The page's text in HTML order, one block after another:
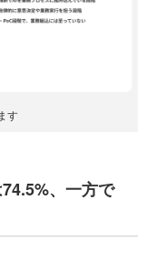
す
、一方で